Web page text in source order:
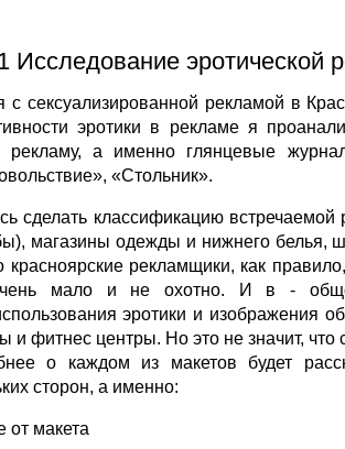
Исследование эротической
сексуализированной рекламой в
эротики в рекламе я
рекламу, а именно глянцевые
«Стольник».
сделать классификацию
магазины одежды и нижнего
красноярские рекламщики, как
мало и не охотно. И в -
эротики и изображения
и фитнес центры. Но это не значит, что
о каждом из макетов будет
сторон, а именно:
от макета